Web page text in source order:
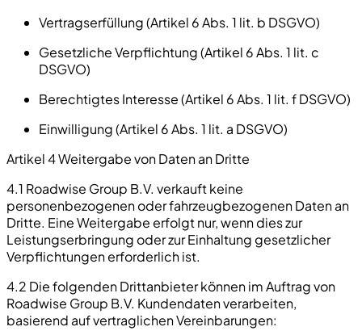
Vertragserfüllung (Artikel 6 Abs. 1 lit. b DSGVO)
Gesetzliche Verpflichtung (Artikel 6 Abs. 1 lit. c
DSGVO)
Berechtigtes Interesse (Artikel 6 Abs. 1 lit. f DSGVO)
Einwilligung (Artikel 6 Abs. 1 lit. a DSGVO)
Artikel 4 Weitergabe von Daten an Dritte
4.1 Roadwise Group B.V. verkauft keine
personenbezogenen oder fahrzeugbezogenen Daten an
Dritte. Eine Weitergabe erfolgt nur, wenn dies zur
Leistungserbringung oder zur Einhaltung gesetzlicher
Verpflichtungen erforderlich ist.
4.2 Die folgenden Drittanbieter können im Auftrag von
Roadwise Group B.V. Kundendaten verarbeiten,
basierend auf vertraglichen Vereinbarungen: